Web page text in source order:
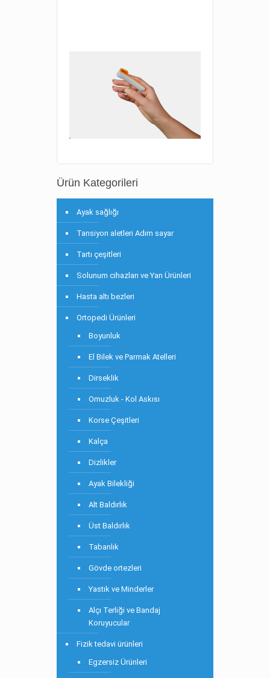
Ürün Kategorileri
Ayak sağlığı
Tansiyon aletleri Adım sayar
Tartı çeşitleri
Solunum cihazları ve Yan Ürünleri
Hasta altı bezleri
Ortopedi Ürünleri
Boyunluk
El Bilek ve Parmak Atelleri
Dirseklik
Omuzluk - Kol Askısı
Korse Çeşitleri
Kalça
Dizlikler
Ayak Bilekliği
Alt Baldırlık
Üst Baldırlık
Tabanlık
Gövde ortezleri
Yastık ve Minderler
Alçı Terliği ve Bandaj
Koruyucular
Fizik tedavi ürünleri
Egzersiz Ürünleri